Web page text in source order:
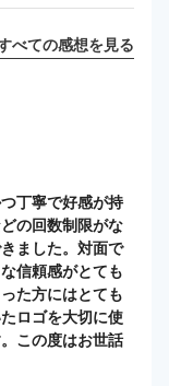
べての感想を見る
丁寧で好感が持
の回数制限がな
ました。対面で
信頼感がとても
た方にはとても
ロゴを大切に使
この度はお世話